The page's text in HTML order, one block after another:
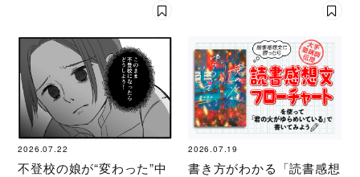
た」本当の理由【中編】
2026.07.22
不登校の娘が“変わった”中
2026.07.19
書き方がわかる「読書感想